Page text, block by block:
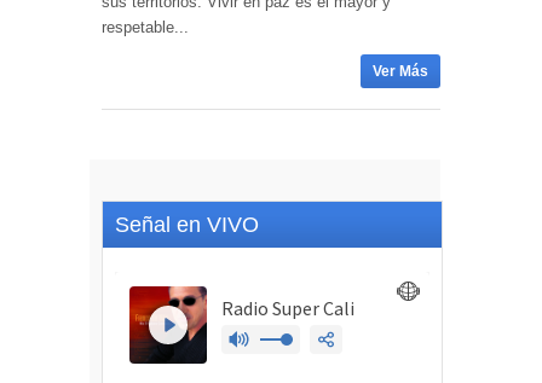
respetable...
Ver Más
Señal en VIVO